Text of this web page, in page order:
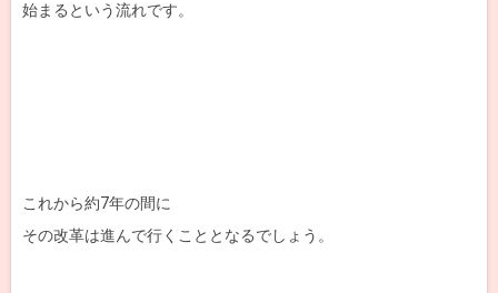
始まるという流れです。
これから約7年の間に
その改革は進んで行くこととなるでしょう。